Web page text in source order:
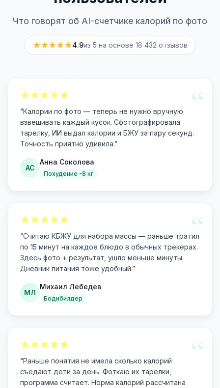
Что говорят об AI-счетчике калорий по фото
4.9из 5 на основе 18 432 отзывов
“
“Калории по фото — теперь не нужно вручную
взвешивать каждый кусок. Сфотографировала
тарелку, ИИ выдал калории и БЖУ за пару секунд.
Точность приятно удивила.”
АС
Анна Соколова
Похудение -8 кг
“
“Считаю КБЖУ для набора массы — раньше тратил
по 15 минут на каждое блюдо в обычных трекерах.
Здесь фото + результат, ушло меньше минуты.
Дневник питания тоже удобный.”
МЛ
Михаил Лебедев
Бодибилдер
“
“Раньше понятия не имела сколько калорий
съедают дети за день. Фоткаю их тарелки,
программа считает. Норма калорий рассчитана